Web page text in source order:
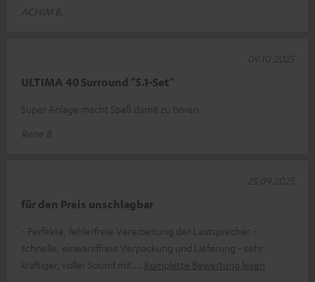
ACHIM B.
ULTIMA 40 Surround "5.1-Set"
Super Anlage macht Spaß damit zu hören.
Rene B.
09.10.2025
für den Preis unschlagbar
- Perfekte, fehlerfreie Verarbeitung der Lautsprecher -
schnelle, einwandfreie Verpackung und Lieferung - sehr
kräftiger, voller Sound mit
Komplette Bewertung lesen
25.09.2025